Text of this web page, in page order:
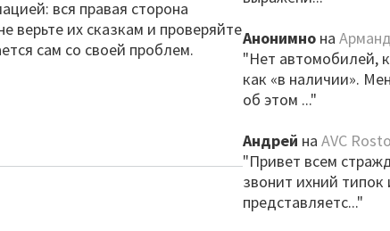
вся правая сторона
верьте их сказкам и проверяйте
сам со своей проблем.
Анонимнона Арманд
"Нет автомобилей,
как «в наличии».
об этом ..."
Андрей на AVC
"Привет всем
звонит ихний типок
представляетс..."